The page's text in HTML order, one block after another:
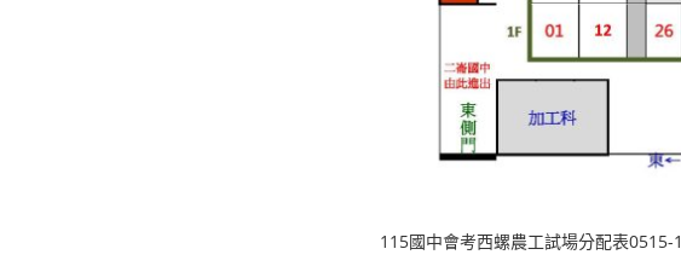
115國中會考西螺農工試場分配表0515-1